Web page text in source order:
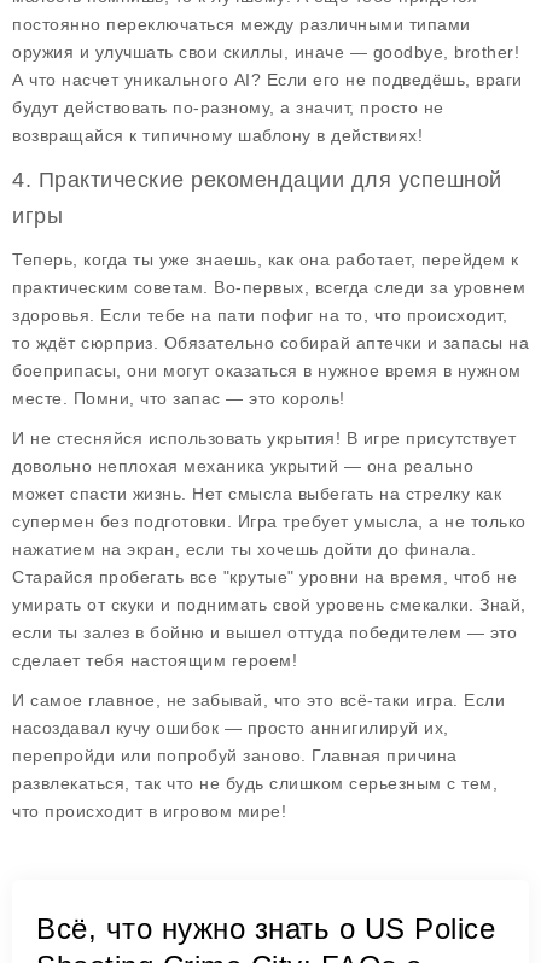
постоянно переключаться между различными типами
оружия и улучшать свои скиллы, иначе — goodbye, brother!
А что насчет уникального AI? Если его не подведёшь, враги
будут действовать по-разному, а значит, просто не
возвращайся к типичному шаблону в действиях!
4. Практические рекомендации для успешной
игры
Теперь, когда ты уже знаешь, как она работает, перейдем к
практическим советам . Во-первых, всегда следи за уровнем
здоровья. Если тебе на пати пофиг на то, что происходит,
то ждёт сюрприз. Обязательно собирай аптечки и запасы на
боеприпасы, они могут оказаться в нужное время в нужном
месте. Помни, что запас — это король!
И не стесняйся использовать укрытия! В игре присутствует
довольно неплохая механика укрытий — она реально
может спасти жизнь. Нет смысла выбегать на стрелку как
супермен без подготовки. Игра требует умысла, а не только
нажатием на экран, если ты хочешь дойти до финала.
Старайся пробегать все "крутые" уровни на время, чтоб не
умирать от скуки и поднимать свой уровень смекалки. Знай,
если ты залез в бойню и вышел оттуда победителем — это
сделает тебя настоящим героем!
И самое главное, не забывай, что это всё-таки игра. Если
насоздавал кучу ошибок — просто аннигилируй их,
перепройди или попробуй заново. Главная причина
развлекаться, так что не будь слишком серьезным с тем,
что происходит в игровом мире!
Всё, что нужно знать о US Police